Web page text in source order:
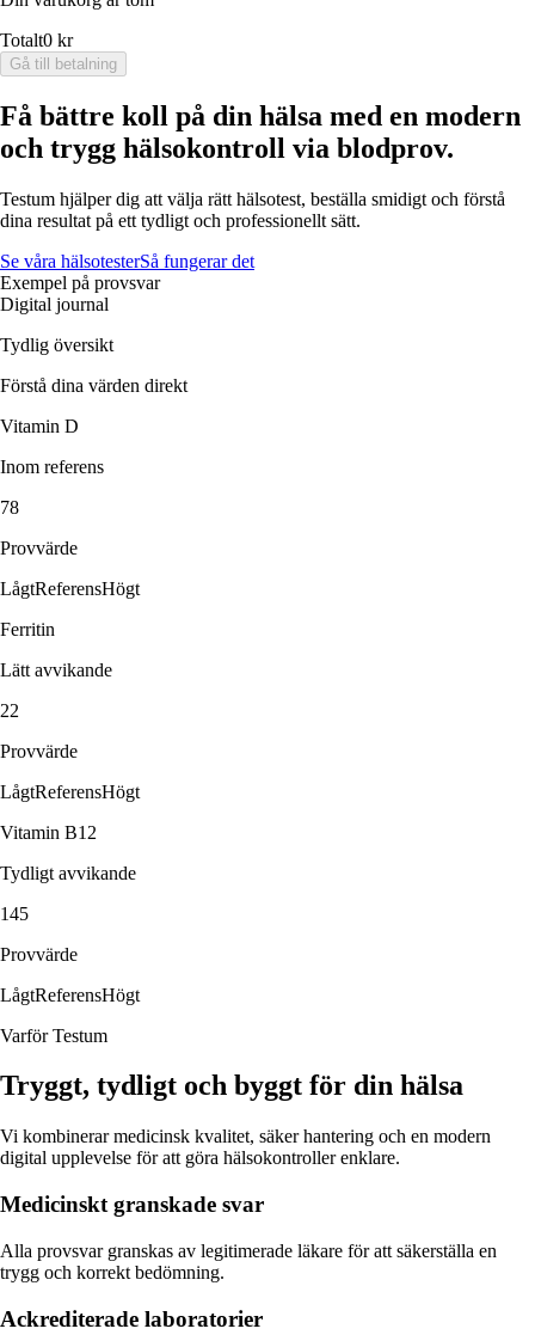
Totalt0 kr
Gå till betalning
Få bättre koll på din hälsa med en modern
och trygg hälsokontroll via blodprov.
Testum hjälper dig att välja rätt hälsotest, beställa smidigt och förstå
dina resultat på ett tydligt och professionellt sätt.
Se våra hälsotesterSå fungerar det
Exempel på provsvar
Digital journal
Tydlig översikt
Förstå dina värden direkt
Vitamin D
Inom referens
78
Provvärde
LågtReferensHögt
Ferritin
Lätt avvikande
22
Provvärde
LågtReferensHögt
Vitamin B12
Tydligt avvikande
145
Provvärde
LågtReferensHögt
Varför Testum
Tryggt, tydligt och byggt för din hälsa
Vi kombinerar medicinsk kvalitet, säker hantering och en modern
digital upplevelse för att göra hälsokontroller enklare.
Medicinskt granskade svar
Alla provsvar granskas av legitimerade läkare för att säkerställa en
trygg och korrekt bedömning.
Ackrediterade laboratorier